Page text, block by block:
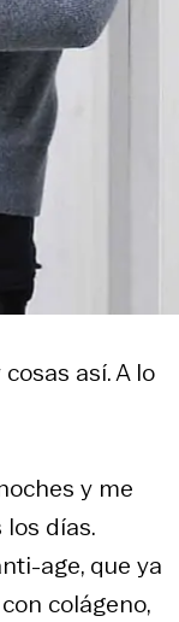
así. A lo
y me
días.
age, que ya
colágeno,